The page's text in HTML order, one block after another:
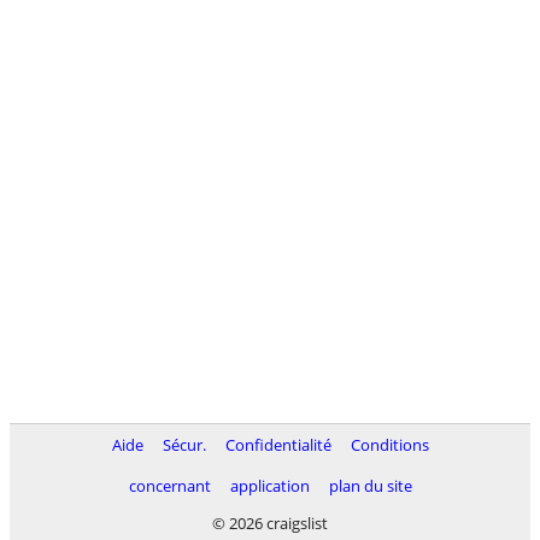
Aide Sécur. Confidentialité
Conditions
concernant
application
plan du site
© 2026 craigslist